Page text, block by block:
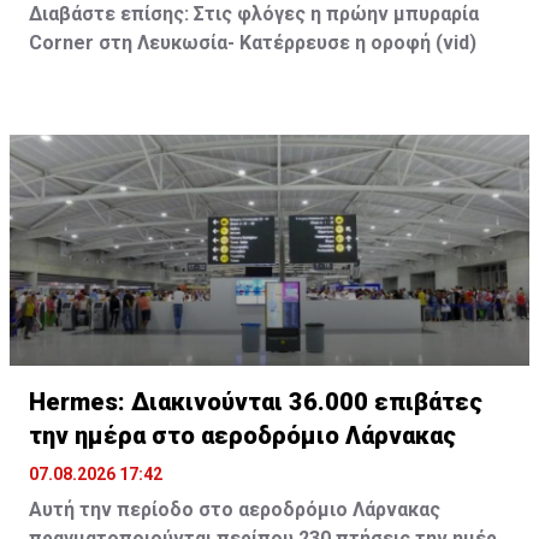
Διαβάστε επίσης: Στις φλόγες η πρώην μπυραρία
Corner στη Λευκωσία- Κατέρρευσε η οροφή (vid)
Hermes: Διακινούνται 36.000 επιβάτες
την ημέρα στο αεροδρόμιο Λάρνακας
07.08.2026 17:42
Αυτή την περίοδο στο αεροδρόμιο Λάρνακας